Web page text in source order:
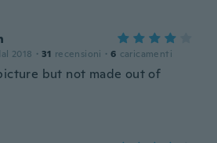
2018 · 31 recensioni · 6 caricamenti
but not made out of